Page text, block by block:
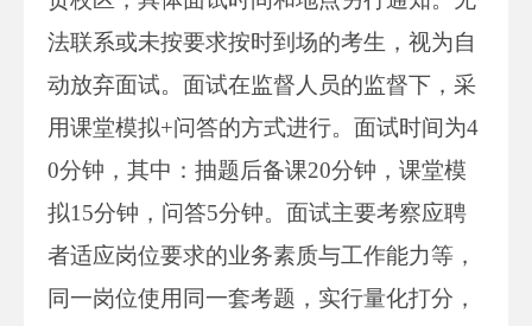
法联系或未按要求按时到场的考生，视为自
动放弃面试。面试在监督人员的监督下，采
用课堂模拟+问答的方式进行。面试时间为4
0分钟，其中：抽题后备课20分钟，课堂模
拟15分钟，问答5分钟。面试主要考察应聘
者适应岗位要求的业务素质与工作能力等，
同一岗位使用同一套考题，实行量化打分，